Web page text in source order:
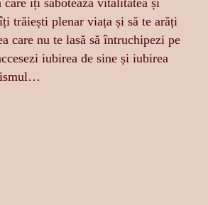
îți sabotează vitalitatea și
trăiești plenar viața și să te arăți
care nu te lasă să întruchipezi pe
iubirea de sine și iubirea